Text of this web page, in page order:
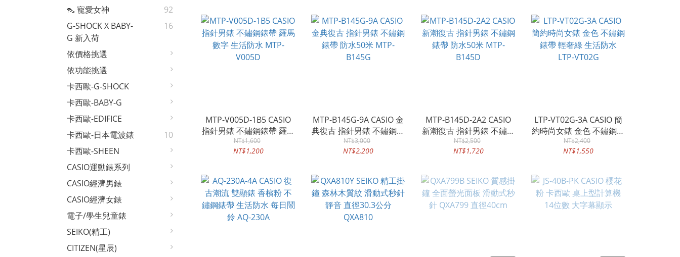
👠 寵愛女神
92
G-SHOCK X BABY-
G 新入荷
16
依價格挑選
依功能挑選
卡西歐-G-SHOCK
卡西歐-BABY-G
卡西歐-EDIFICE
卡西歐-日本電波錶
10
卡西歐-SHEEN
CASIO運動錶系列
CASIO經濟男錶
CASIO經濟女錶
電子/學生兒童錶
SEIKO(精工)
CITIZEN(星辰)
MTP-V005D-1B5 CASIO
指針男錶 不鏽鋼錶帶 羅馬
數字 生活防水 MTP-
V005D
NT$1,600
NT$1,200
MTP-B145G-9A CASIO 金
典復古 指針男錶 不鏽鋼錶
帶 防水50米 MTP-B145G
NT$3,000
NT$2,200
MTP-B145D-2A2 CASIO
新潮復古 指針男錶 不鏽鋼
錶帶 防水50米 MTP-
B145D
NT$2,500
NT$1,720
LTP-VT02G-3A CASIO 簡
約時尚女錶 金色 不鏽鋼錶
帶 輕奢綠 生活防水 LTP-
VT02G
NT$2,400
NT$1,550